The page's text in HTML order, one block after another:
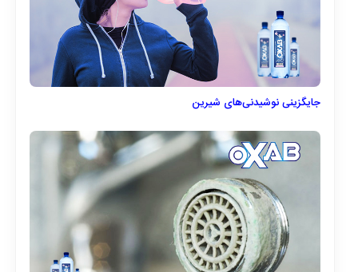
جایگزینی نوشیدنی‌های شیرین